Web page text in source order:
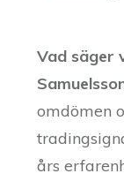
Vad säger
omdömen
års